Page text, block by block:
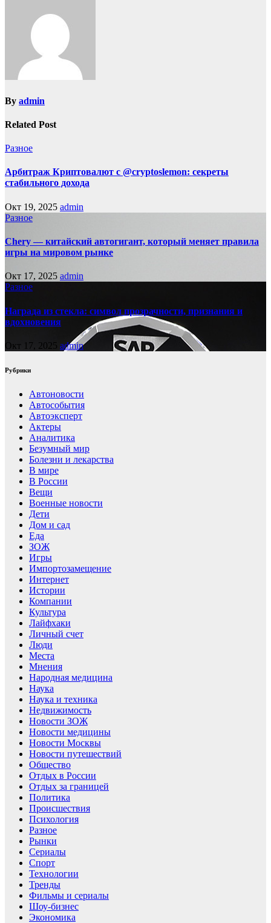
By admin
Related Post
Разное
Арбитраж Криптовалют с @cryptoslemon: секреты
стабильного дохода
Окт 19, 2025 admin
Разное
Chery — китайский автогигант, который меняет правила
игры на мировом рынке
Окт 17, 2025 admin
Разное
Награда из стекла: символ прозрачности, признания и
вдохновения
Окт 17, 2025 admin
Рубрики
Автоновости
Автособытия
Автоэксперт
Актеры
Аналитика
Безумный мир
Болезни и лекарства
В мире
В России
Вещи
Военные новости
Дети
Дом и сад
Еда
ЗОЖ
Игры
Импортозамещение
Интернет
Истории
Компании
Культура
Лайфхаки
Личный счет
Люди
Места
Мнения
Народная медицина
Наука
Наука и техника
Недвижимость
Новости ЗОЖ
Новости медицины
Новости Москвы
Новости путешествий
Общество
Отдых в России
Отдых за границей
Политика
Происшествия
Психология
Разное
Рынки
Сериалы
Спорт
Технологии
Тренды
Фильмы и сериалы
Шоу-бизнес
Экономика